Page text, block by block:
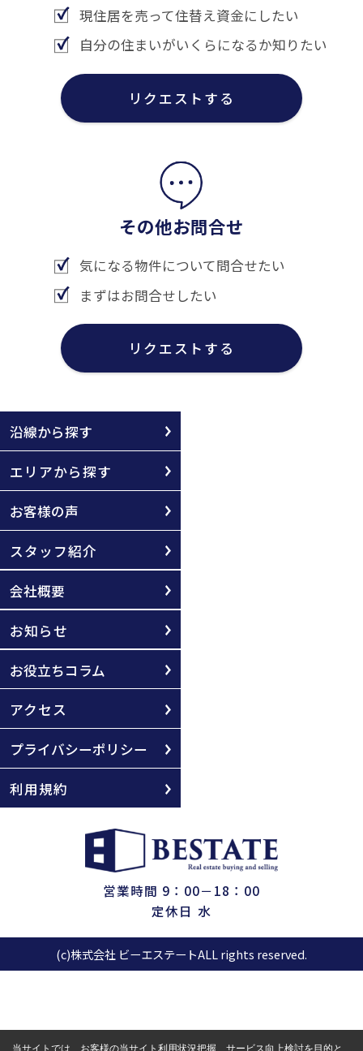
現住居を売って住替え資金にしたい
自分の住まいがいくらになるか知りたい
リクエストする
その他お問合せ
気になる物件について問合せたい
まずはお問合せしたい
リクエストする
沿線から探す
エリアから探す
お客様の声
スタッフ紹介
会社概要
お知らせ
お役立ちコラム
アクセス
プライバシーポリシー
利用規約
営業時間 9：00－18：00
定休日 水
(c)株式会社 ビーエステートALL rights reserved.
当サイトでは、お客様の当サイト利用状況把握、サービス向上検討を目的と